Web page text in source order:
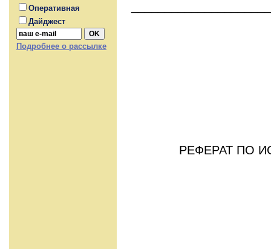
Оперативная
Дайджест
Подробнее о рассылке
РЕФЕРАТ ПО